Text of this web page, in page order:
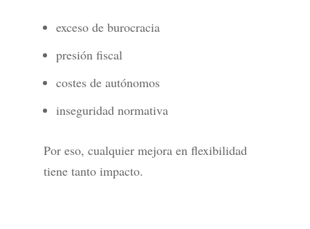
exceso de burocracia
presión fiscal
costes de autónomos
inseguridad normativa
Por eso, cualquier mejora en flexibilidad
tiene tanto impacto.